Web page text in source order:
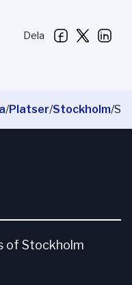
Dela
/Platser/Stockholm/
of Stockholm